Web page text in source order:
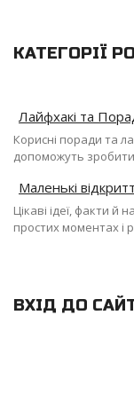
КАТЕГОРІЇ
Лайфхакі та
Корисні поради та
допоможуть
Маленькі
Цікаві ідеї, факти
простих моментах і
ВХІД ДО